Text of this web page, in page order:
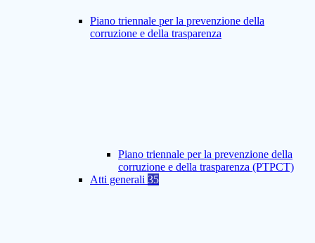
Piano triennale per la prevenzione della
corruzione e della trasparenza
Piano triennale per la prevenzione della
corruzione e della trasparenza (PTPCT)
Atti generali 35